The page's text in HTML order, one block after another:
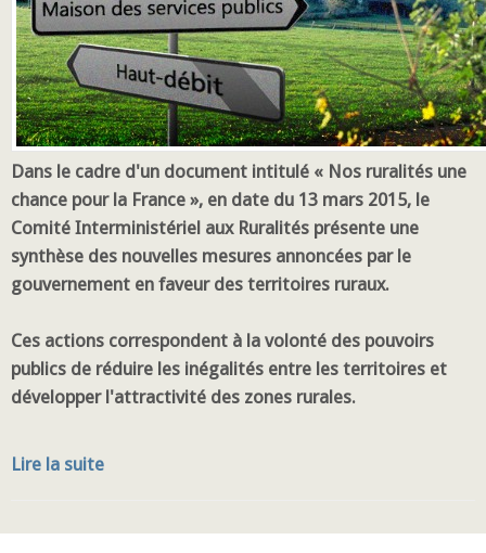
Dans le cadre d'un document intitulé « Nos ruralités une
chance pour la France », en date du 13 mars 2015, le
Comité Interministériel aux Ruralités présente une
synthèse des nouvelles mesures annoncées par le
gouvernement en faveur des territoires ruraux.
Ces actions correspondent à la volonté des pouvoirs
publics de réduire les inégalités entre les territoires et
développer l'attractivité des zones rurales.
Lire la suite